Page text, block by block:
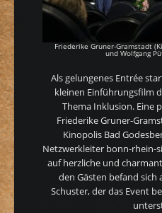
Friederike Gruner-Gramstadt
und Wolfgang
Als gelungenes Entrée
kleinen Einführungsfilm
Thema Inklusion. Eine
Friederike Gruner-
Kinopolis Bad
Netzwerkleiter bonn-rhein-
auf herzliche und
den Gästen befand sich
Schuster, der das Event